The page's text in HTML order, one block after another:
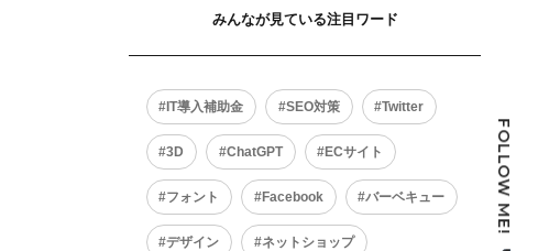
FOLLOW ME!
みんなが見ている注目ワード
IT導入補助金 SEO対策 Twitter
3D ChatGPT ECサイト
フォント Facebook バーベキュー
デザイン ネットショップ